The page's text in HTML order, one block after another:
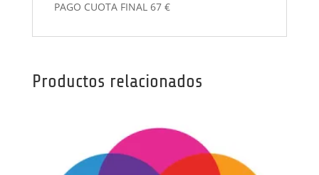
PAGO CUOTA FINAL 67 €
Productos relacionados